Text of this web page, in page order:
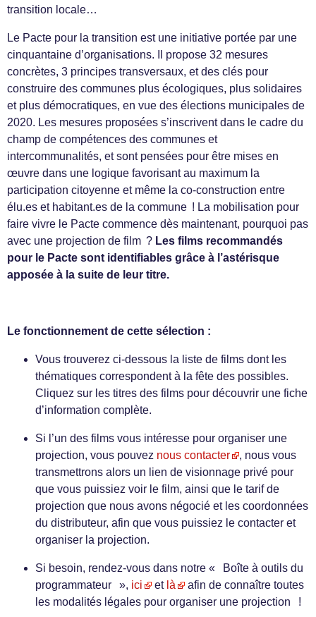
transition locale…
Le Pacte pour la transition est une initiative portée par une
cinquantaine d’organisations. Il propose 32 mesures
concrètes, 3 principes transversaux, et des clés pour
construire des communes plus écologiques, plus solidaires
et plus démocratiques, en vue des élections municipales de
2020. Les mesures proposées s’inscrivent dans le cadre du
champ de compétences des communes et
intercommunalités, et sont pensées pour être mises en
œuvre dans une logique favorisant au maximum la
participation citoyenne et même la co-construction entre
élu.es et habitant.es de la commune ! La mobilisation pour
faire vivre le Pacte commence dès maintenant, pourquoi pas
avec une projection de film ? Les films recommandés
pour le Pacte sont identifiables grâce à l’astérisque
apposée à la suite de leur titre.
Le fonctionnement de cette sélection :
Vous trouverez ci-dessous la liste de films dont les
thématiques correspondent à la fête des possibles.
Cliquez sur les titres des films pour découvrir une fiche
d’information complète.
Si l’un des films vous intéresse pour organiser une
projection, vous pouvez nous contacter
, nous vous
transmettrons alors un lien de visionnage privé pour
que vous puissiez voir le film, ainsi que le tarif de
projection que nous avons négocié et les coordonnées
du distributeur, afin que vous puissiez le contacter et
organiser la projection.
Si besoin, rendez-vous dans notre « Boîte à outils du
programmateur », ici et là
afin de connaître toutes
les modalités légales pour organiser une projection !